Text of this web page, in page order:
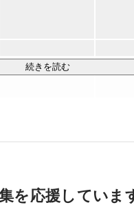
援サービスを提供していま
続きを読む
を応援していま